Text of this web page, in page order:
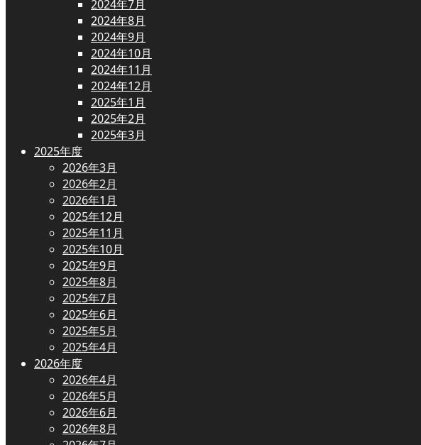
2024年7月
2024年8月
2024年9月
2024年10月
2024年11月
2024年12月
2025年1月
2025年2月
2025年3月
2025年度
2026年3月
2026年2月
2026年1月
2025年12月
2025年11月
2025年10月
2025年9月
2025年8月
2025年7月
2025年6月
2025年5月
2025年4月
2026年度
2026年4月
2026年5月
2026年6月
2026年8月